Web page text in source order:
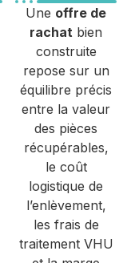
Une offre de
rachat bien
construite
repose sur un
équilibre précis
entre la valeur
des pièces
récupérables,
le coût
logistique de
l’enlèvement,
les frais de
traitement VHU